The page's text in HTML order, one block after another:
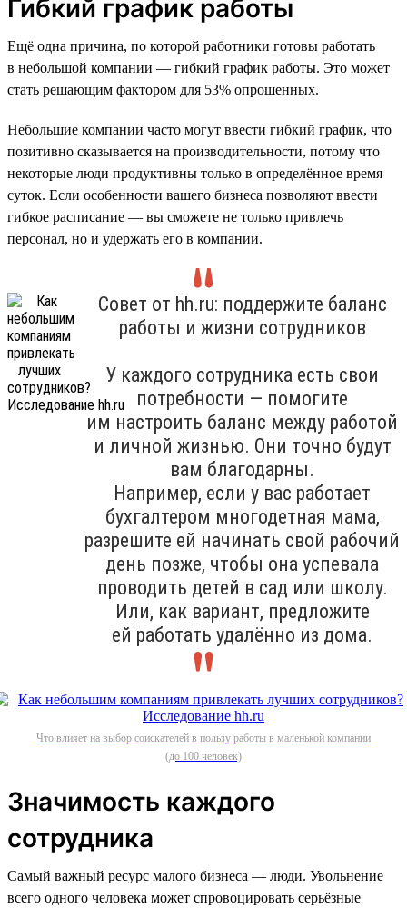
Гибкий график работы
Ещё одна причина, по которой работники готовы работать
в небольшой компании — гибкий график работы. Это может
стать решающим фактором для 53% опрошенных.
Небольшие компании часто могут ввести гибкий график, что
позитивно сказывается на производительности, потому что
некоторые люди продуктивны только в определённое время
суток. Если особенности вашего бизнеса позволяют ввести
гибкое расписание — вы сможете не только привлечь
персонал, но и удержать его в компании.
Совет от hh.ru: поддержите баланс
работы и жизни сотрудников
У каждого сотрудника есть свои
потребности — помогите
им настроить баланс между работой
и личной жизнью. Они точно будут
вам благодарны.
Например, если у вас работает
бухгалтером многодетная мама,
разрешите ей начинать свой рабочий
день позже, чтобы она успевала
проводить детей в сад или школу.
Или, как вариант, предложите
ей работать удалённо из дома.
Что влияет на выбор соискателей в пользу работы в маленькой компании
(до 100 человек)
Значимость каждого
сотрудника
Самый важный ресурс малого бизнеса — люди. Увольнение
всего одного человека может спровоцировать серьёзные